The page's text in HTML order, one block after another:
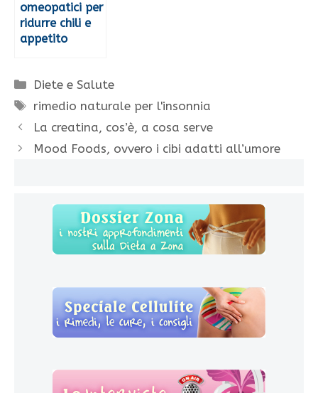
omeopatici per
ridurre chili e
appetito
Categorie
Diete e Salute
Tag
rimedio naturale per l'insonnia
La creatina, cos’è, a cosa serve
Mood Foods, ovvero i cibi adatti all’umore